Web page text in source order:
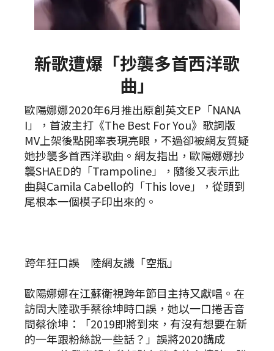
新歌遭爆「抄襲多首西洋歌
曲」
歐陽娜娜2020年6月推出原創英文EP「NANA
I」，首波主打《The Best For You》歌詞版
MV上架後點閱率表現亮眼，不過卻被網友質疑
她抄襲多首西洋歌曲。網友指出，歐陽娜娜抄
襲SHAED的「Trampoline」，隨後又表示此
曲與Camila Cabello的「This love」，從頭到
尾根本一個模子印出來的。
跨年狂口誤 陸網友譏「空瓶」
歐陽娜娜在江蘇衛視跨年節目主持又獻唱。在
訪問大陸歌手蔡徐坤時口誤，她以一口捲舌音
問蔡徐坤：「2019即將到來，有沒有想要在新
的一年跟粉絲說一些話？」誤將2020講成